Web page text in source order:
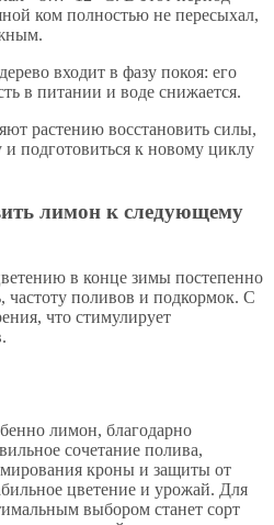
ком полностью не пересыхал,
входит в фазу покоя: его
в питании и воде снижается.
растению восстановить силы,
подготовиться к новому циклу
лимон к следующему
в конце зимы постепенно
частоту поливов и подкормок. С
что стимулирует
лимон, благодарно
сочетание полива,
кроны и защиты от
цветение и урожай. Для
выбором станет сорт